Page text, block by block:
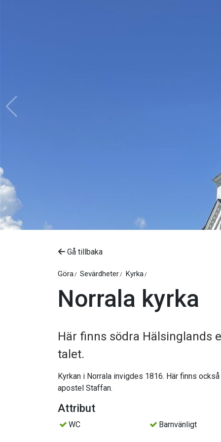
Gå tillbaka
Göra Sevärdheter Kyrka
Norrala kyrka
Här finns södra Hälsinglands
talet.
Kyrkan i Norrala invigdes 1816. Här finns
apostel Staffan.
Attribut
WC Barnvänligt